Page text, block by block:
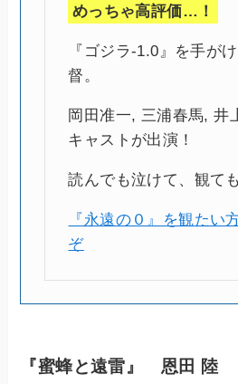
めっちゃ高評価…！
『ゴジラ-1.0』を手が
督。
岡田准一, 三浦春馬, 井
キャストが出演！
読んでも泣けて、観て
『永遠の０』を観たい
ぞ
『蜜蜂と遠雷』 恩田 陸